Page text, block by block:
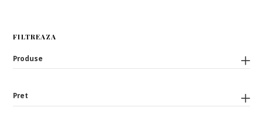
FILTREAZA
Produse
Pret